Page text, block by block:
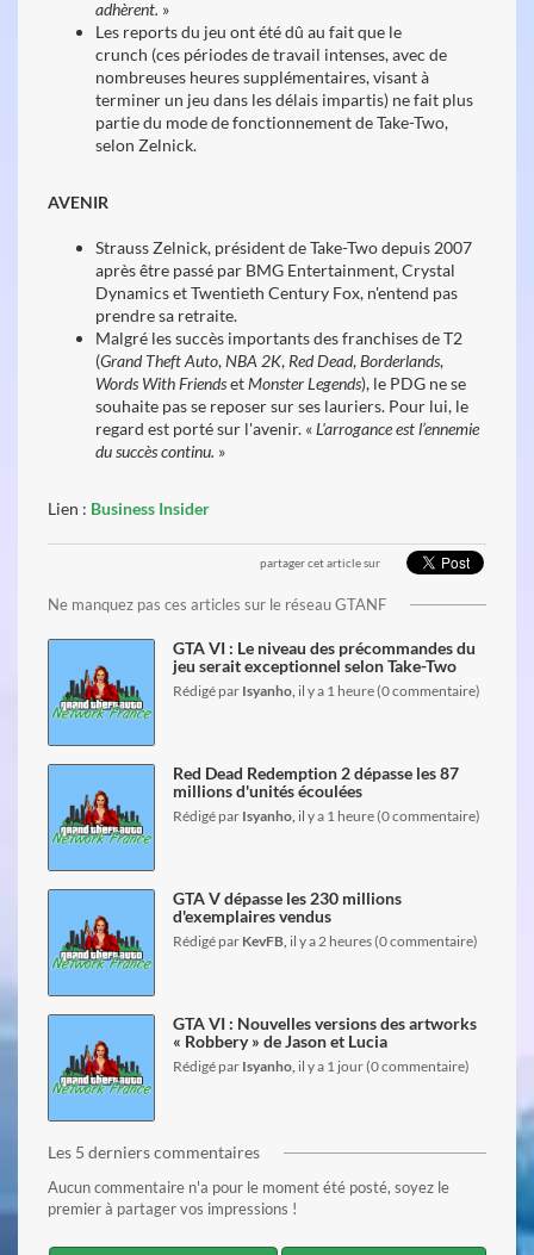
adhèrent. »
Les reports du jeu ont été dû au fait que le
crunch (ces périodes de travail intenses, avec de
nombreuses heures supplémentaires, visant à
terminer un jeu dans les délais impartis) ne fait plus
partie du mode de fonctionnement de Take-Two,
selon Zelnick.
AVENIR
Strauss Zelnick, président de Take-Two depuis 2007
après être passé par BMG Ente rtainment, Crystal
Dynamics et Twentieth Century Fox, n'entend pas
prendre sa retraite.
Malgré les succès importants des franchises de T2
(Grand Theft Auto,NBA 2K, Red Dead,Borderlands,
Words With FriendsetMonster Legends), le PDG ne se
souhaite pas se reposer sur ses lauriers. Pour lui, le
regard est porté sur l'avenir. «L'arrogance est l’ennemie
du succès continu. »
Lien : Business Insider
partager cet article sur
Ne manquez pas ces articles sur le réseau GTANF
lire l'article
GTA VI : Le niveau des précommandes du
jeu serait exceptionnel selon Take-Two
Rédigé par Isyanho, il y a 1 heure (0 commentaire)
lire l'article
Red Dead Redemption 2 dépasse les 87
millions d'unités écoulées
Rédigé par Isyanho, il y a 1 heure (0 commentaire)
lire l'article
GTA V dépasse les 230 millions
d'exemplaires vendus
Rédigé par KevFB, il y a 2 heures (0 commentaire)
lire l'article
GTA VI : Nouvelles versions des artworks
« Robbery » de Jason et Lucia
Rédigé par Isyanho, il y a 1 jour (0 commentaire)
Les 5 derniers commentaires
Aucun commentaire n'a pour le moment été posté, soyez le
premier à partager vos impressions !